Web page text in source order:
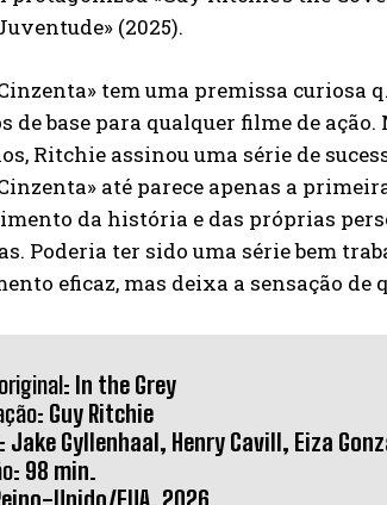
Vais receber informação sobre futuros
ENVIAR
(2025).
tem uma premissa curiosa
de base para qualquer filme de
Ritchie assinou uma série de
até parece apenas a
da história e das próprias
Poderia ter sido uma série bem
eficaz, mas deixa a sensação de
: In the Grey
: Guy Ritchie
: Jake Gyllenhaal, Henry Cavill, Eiza
: 98 min.
Unido/EUA, 2026